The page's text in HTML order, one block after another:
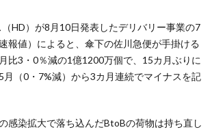
HD）が8月10日発表したデリバリー事業の7
報値）によると、傘下の佐川急便が手掛ける
比3・0％減の1億1200万個で、15カ月ぶりに
月（0・7%減）から3カ月連続でマイナスを記
感染拡大で落ち込んだBtoBの荷物は持ち直し